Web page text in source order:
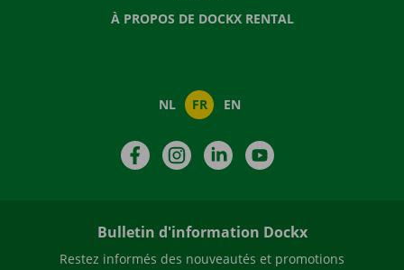
À PROPOS DE DOCKX RENTAL
NL FR EN
FacebookInstagramLinkedIn
Bulletin d'information Dockx
Restez informés des nouveautés et promotions